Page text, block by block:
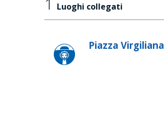
Luoghi collegati
Piazza Virgiliana